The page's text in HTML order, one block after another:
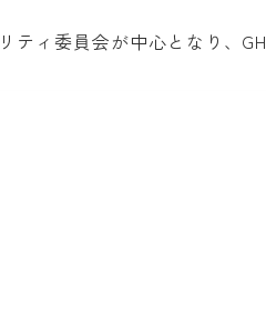
委員会が中心となり